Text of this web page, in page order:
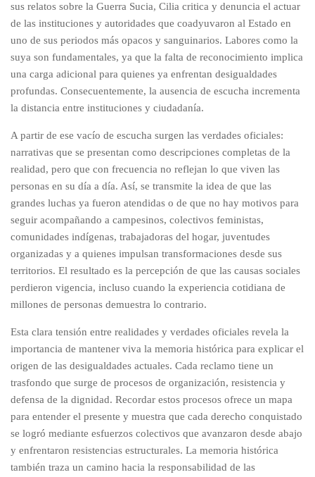
sus relatos sobre la Guerra Sucia, Cilia critica y denuncia el actuar
de las instituciones y autoridades que coadyuvaron al Estado en
uno de sus periodos más opacos y sanguinarios. Labores como la
suya son fundamentales, ya que la falta de reconocimiento implica
una carga adicional para quienes ya enfrentan desigualdades
profundas. Consecuentemente, la ausencia de escucha incrementa
la distancia entre instituciones y ciudadanía.
A partir de ese vacío de escucha surgen las verdades oficiales:
narrativas que se presentan como descripciones completas de la
realidad, pero que con frecuencia no reflejan lo que viven las
personas en su día a día. Así, se transmite la idea de que las
grandes luchas ya fueron atendidas o de que no hay motivos para
seguir acompañando a campesinos, colectivos feministas,
comunidades indígenas, trabajadoras del hogar, juventudes
organizadas y a quienes impulsan transformaciones desde sus
territorios. El resultado es la percepción de que las causas sociales
perdieron vigencia, incluso cuando la experiencia cotidiana de
millones de personas demuestra lo contrario.
Esta clara tensión entre realidades y verdades oficiales revela la
importancia de mantener viva la memoria histórica para explicar el
origen de las desigualdades actuales. Cada reclamo tiene un
trasfondo que surge de procesos de organización, resistencia y
defensa de la dignidad. Recordar estos procesos ofrece un mapa
para entender el presente y muestra que cada derecho conquistado
se logró mediante esfuerzos colectivos que avanzaron desde abajo
y enfrentaron resistencias estructurales. La memoria histórica
también traza un camino hacia la responsabilidad de las